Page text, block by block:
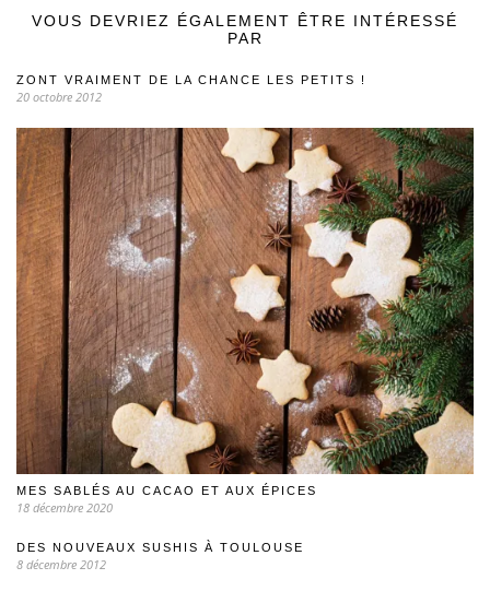
VOUS DEVRIEZ ÉGALEMENT ÊTRE INTÉRESSÉ
PAR
ZONT VRAIMENT DE LA CHANCE LES PETITS !
20 octobre 2012
MES SABLÉS AU CACAO ET AUX ÉPICES
18 décembre 2020
DES NOUVEAUX SUSHIS À TOULOUSE
8 décembre 2012